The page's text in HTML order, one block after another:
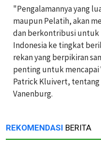
"Pengalamannya yang
maupun Pelatih, akan
dan berkontribusi untuk
Indonesia ke tingkat
rekan yang berpikiran
penting untuk mencapai
Patrick Kluivert, tentang
Vanenburg.
REKOMENDASI BERITA